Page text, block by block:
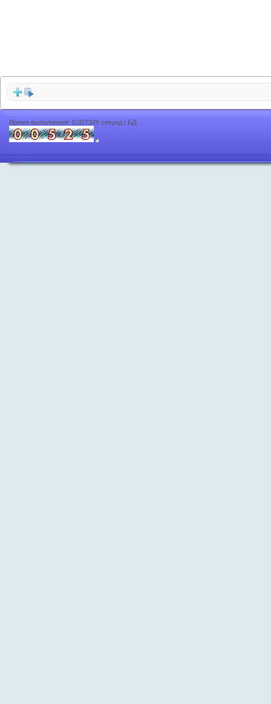
Время выполнения: 0,027328 секунд | БД: